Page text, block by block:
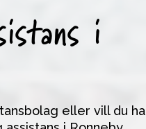
i
eller vill du ha